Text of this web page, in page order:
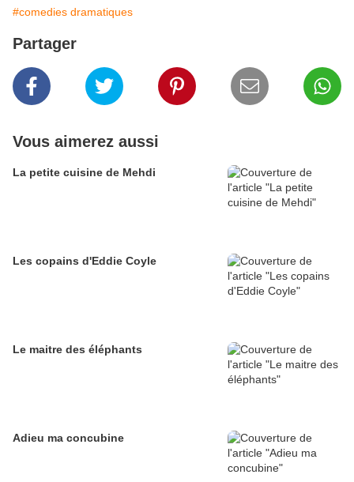
#comedies dramatiques
Partager
Vous aimerez aussi
La petite cuisine de Mehdi
Les copains d'Eddie Coyle
Le maitre des éléphants
Adieu ma concubine